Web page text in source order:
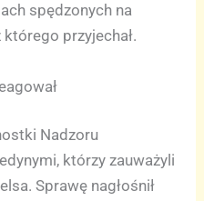
spędzonych na
przyjechał.
Nadzoru
którzy zauważyli
Sprawę nagłośnił